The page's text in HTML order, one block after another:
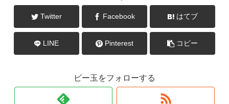
Twitter Facebook はてブ
LINE Pinterest コピー
ビー玉をフォローする